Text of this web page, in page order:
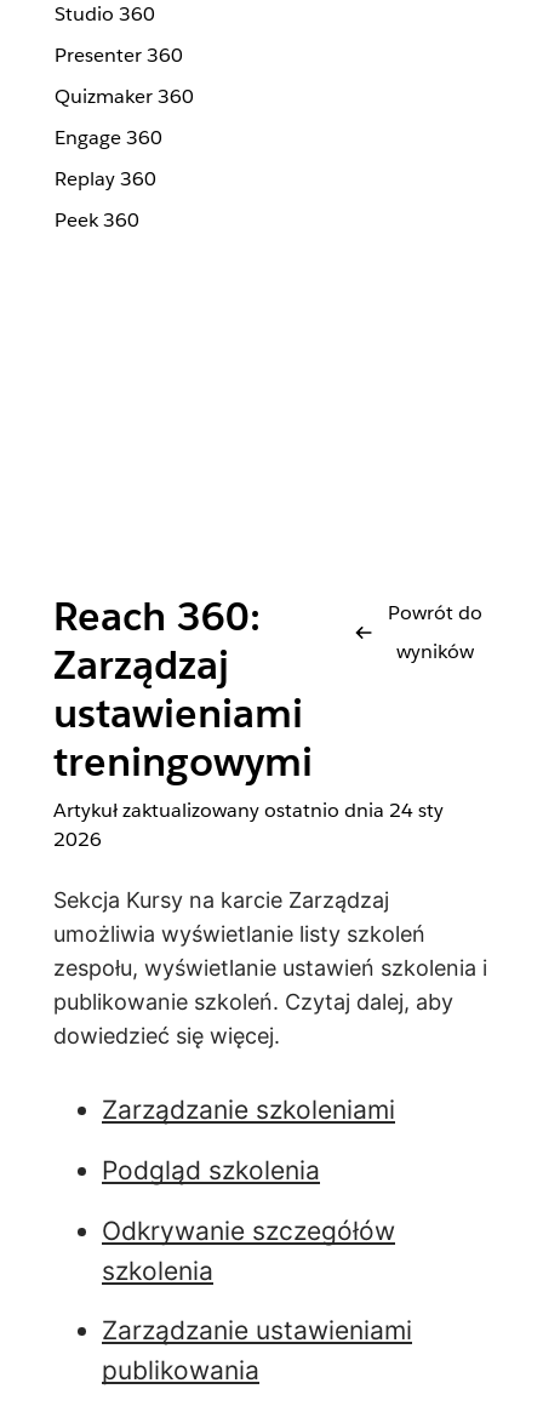
Studio 360
Presenter 360
Quizmaker 360
Engage 360
Replay 360
Peek 360
Reach 360:
Zarządzaj
ustawieniami
treningowymi
Powrót do
wyników
Artykuł zaktualizowany ostatnio dnia 24 sty
2026
Sekcja Kursy na karcie Zarządzaj
umożliwia wyświetlanie listy szkoleń
zespołu, wyświetlanie ustawień szkolenia i
publikowanie szkoleń. Czytaj dalej, aby
dowiedzieć się więcej.
Zarządzanie szkoleniami
Podgląd szkolenia
Odkrywanie szczegółów
szkolenia
Zarządzanie ustawieniami
publikowania